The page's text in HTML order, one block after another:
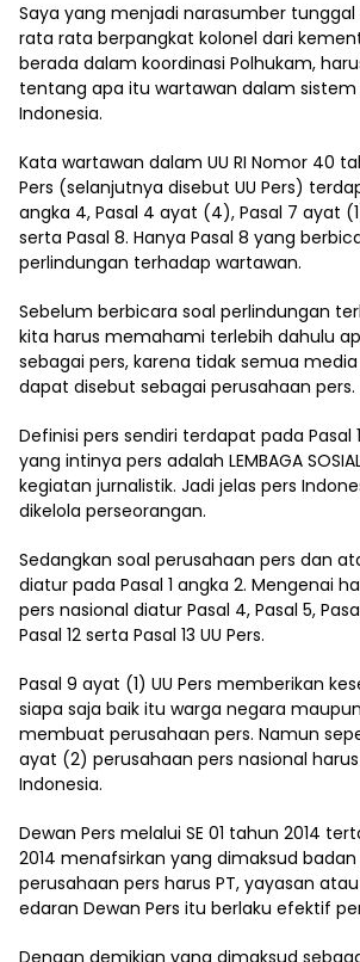
Saya yang menjadi narasumber
rata rata berpangkat kolonel dari
berada dalam koordinasi Polhukam,
tentang apa itu wartawan dalam sistem
Indonesia.
Kata wartawan dalam UU RI Nomor 40
Pers (selanjutnya disebut UU Pers)
angka 4, Pasal 4 ayat (4), Pasal 7 ayat
serta Pasal 8. Hanya Pasal 8 yang
perlindungan terhadap wartawan.
Sebelum berbicara soal perlindungan
kita harus memahami terlebih dahulu
sebagai pers, karena tidak semua
dapat disebut sebagai perusahaan pers.
Definisi pers sendiri terdapat pada Pasal 1
yang intinya pers adalah LEMBAGA
kegiatan jurnalistik. Jadi jelas pers
dikelola perseorangan.
Sedangkan soal perusahaan pers dan
diatur pada Pasal 1 angka 2. Mengenai
pers nasional diatur Pasal 4, Pasal 5,
Pasal 12 serta Pasal 13 UU Pers.
Pasal 9 ayat (1) UU Pers memberikan
siapa saja baik itu warga negara
membuat perusahaan pers. Namun
ayat (2) perusahaan pers nasional
Indonesia.
Dewan Pers melalui SE 01 tahun 2014
2014 menafsirkan yang dimaksud
perusahaan pers harus PT, yayasan
edaran Dewan Pers itu berlaku efektif per
Dengan demikian yang dimaksud